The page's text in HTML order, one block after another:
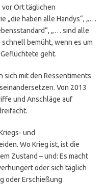
vor Ort täglichen
„die haben alle Handys“, „…
„… sind alle
bemüht, wenn es um
geht.
sich mit den Ressentiments
Von 2013
und Anschläge auf
und
Wo Krieg ist, ist die
Zustand – und: Es macht
oder sich täglich
oder Erschießung